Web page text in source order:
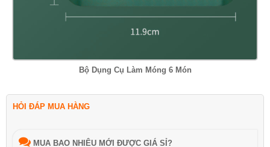
Bộ Dụng Cụ Làm Móng 6 Món
HỎI ĐÁP MUA HÀNG
MUA BAO NHIÊU MỚI ĐƯỢC GIÁ SỈ?